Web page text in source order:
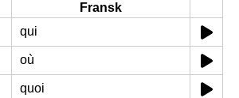
Fransk
qui
où
quoi